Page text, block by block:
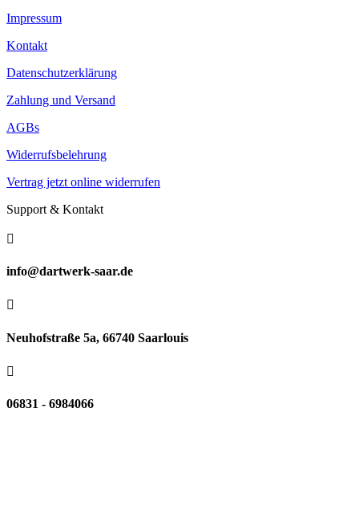
Impressum
Kontakt
Datenschutzerklärung
Zahlung und Versand
AGBs
Widerrufsbelehrung
Vertrag jetzt online widerrufen
Support & Kontakt

info@dartwerk-saar.de

Neuhofstraße 5a, 66740 Saarlouis

06831 - 6984066